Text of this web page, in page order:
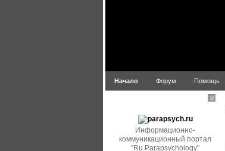
Начало Форум Помощь
Информационно-
коммуникационный портал
"Ru.Parapsychology"